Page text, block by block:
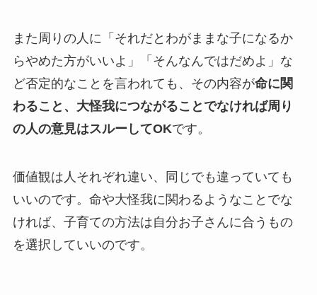
また周りの人に「それだとわがままな子になるか
らやめた方がいいよ」「そんなんではだめよ」な
ど否定的なことを言われても、その内容が命に関
わること、大怪我につながることでなければ周り
の人の意見はスルーしてOKです。
価値観は人それぞれ違い、同じでも違っていても
いいのです。命や大怪我に関わるようなことでな
ければ、子育ての方法は自分お子さんに合うもの
を選択していいのです。